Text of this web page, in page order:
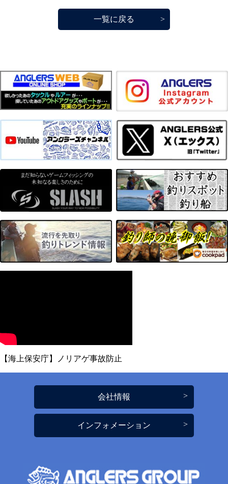
一覧に戻る
【海上保安庁】ノリアゲ事故防止
会社情報
インフォメーション